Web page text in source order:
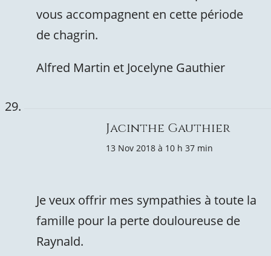
vous accompagnent en cette période
de chagrin.
Alfred Martin et Jocelyne Gauthier
Jacinthe Gauthier
13 Nov 2018 à 10 h 37 min
Je veux offrir mes sympathies à toute la
famille pour la perte douloureuse de
Raynald.